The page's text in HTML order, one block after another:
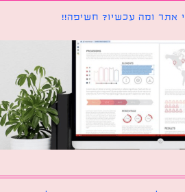
עכשיו? חשיפה!!